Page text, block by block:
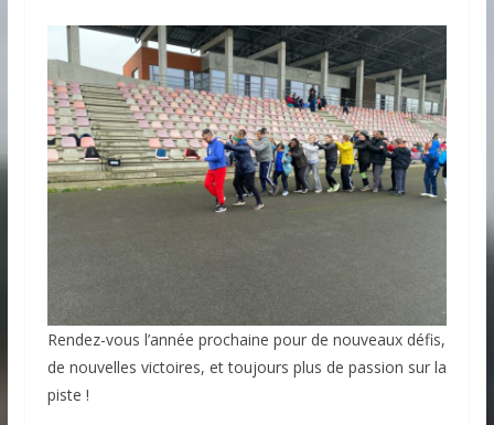
Rendez-vous l’année prochaine pour de nouveaux défis,
de nouvelles victoires, et toujours plus de passion sur la
piste !